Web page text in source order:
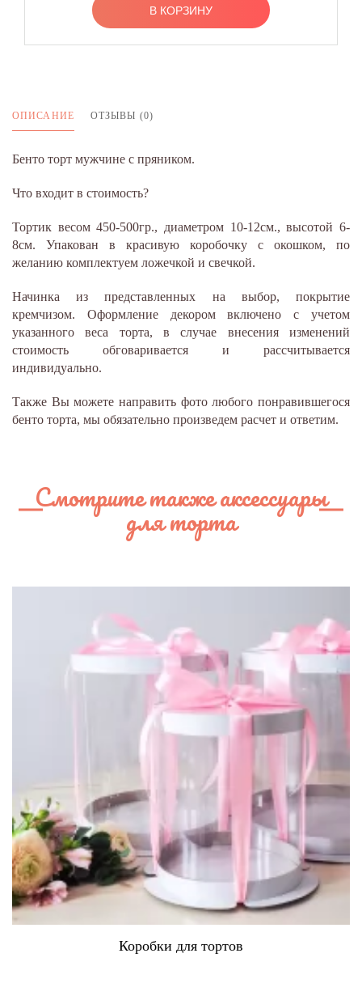
В КОРЗИНУ
ОПИСАНИЕ ОТЗЫВЫ (0)
Бенто торт мужчине с пряником.
Что входит в стоимость?
Тортик весом 450-500гр., диаметром 10-12см., высотой 6-
8см. Упакован в красивую коробочку с окошком, по
желанию комплектуем ложечкой и свечкой.
Начинка из представленных на выбор, покрытие
кремчизом. Оформление декором включено с учетом
указанного веса торта, в случае внесения изменений
стоимость обговаривается и рассчитывается
индивидуально.
Также Вы можете направить фото любого понравившегося
бенто торта, мы обязательно произведем расчет и ответим.
Смотрите также аксессуары
для торта
Коробки для тортов